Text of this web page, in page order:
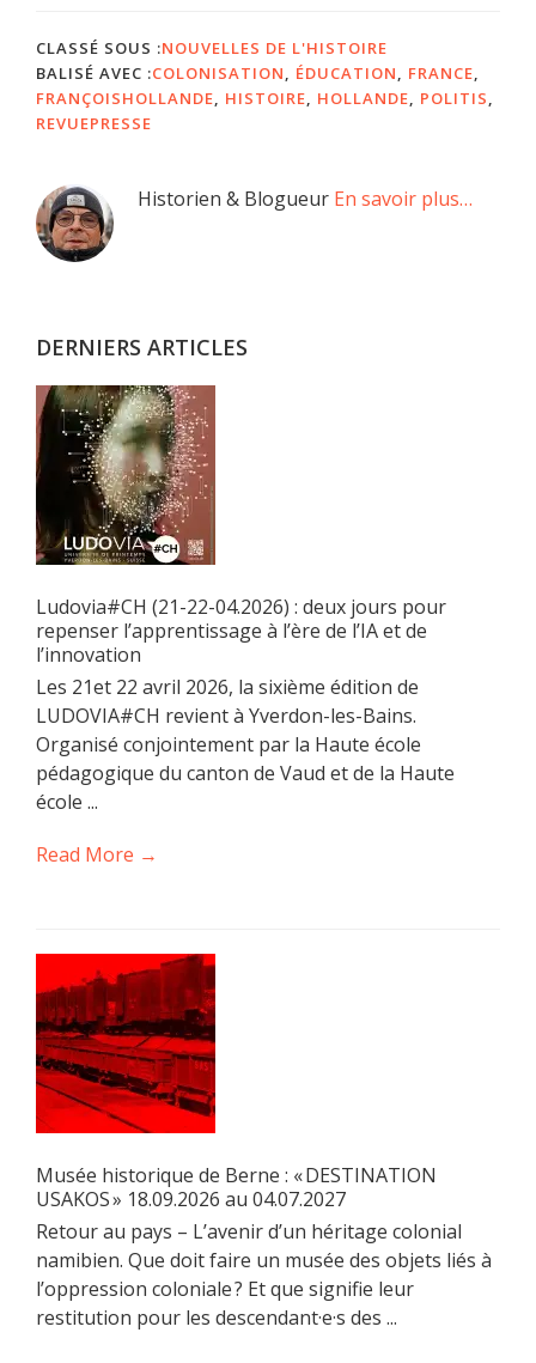
CLASSÉ SOUS :NOUVELLES DE L'HISTOIRE
BALISÉ AVEC :COLONISATION ÉDUCATION FRANCE
FRANÇOISHOLLANDE
HISTOIRE HOLLANDE POLITIS
REVUEPRESSE
Barre
latérale
Historien & Blogueur En savoir plus…
DERNIERS ARTICLES
Ludovia#CH (21-22-04.2026) : deux jours pour
repenser l’apprentissage à l’ère de l’IA et de
l’innovation
Les 21et 22 avril 2026, la sixième édition de
LUDOVIA#CH revient à Yverdon-les-Bains.
Organisé conjointement par la Haute école
pédagogique du canton de Vaud et de la Haute
école ...
Read More →
Musée historique de Berne : « DESTINATION
USAKOS » 18.09.2026 au 04.07.2027
Retour au pays – L’avenir d’un héritage colonial
namibien. Que doit faire un musée des objets liés à
l’oppression coloniale ? Et que signifie leur
restitution pour les descendant·e·s des ...